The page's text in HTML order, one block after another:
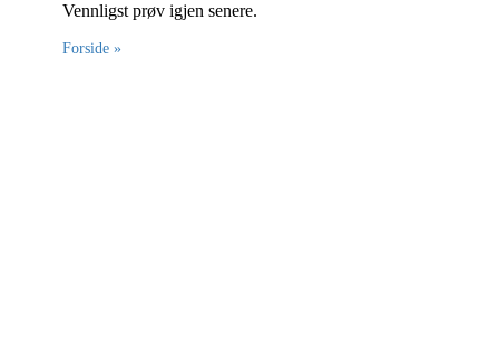
Vennligst prøv igjen senere.
Forside »